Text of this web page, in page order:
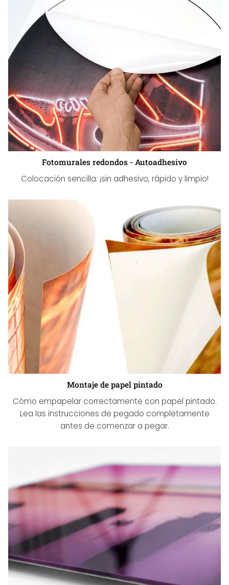
Fotomurales redondos - Autoadhesivo
Colocación sencilla: ¡sin adhesivo, rápido y limpio!
Montaje de papel pintado
Cómo empapelar correctamente con papel pintado.
Lea las instrucciones de pegado completamente
antes de comenzar a pegar.